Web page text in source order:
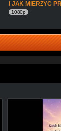
I JAK MIERZYC
1080p